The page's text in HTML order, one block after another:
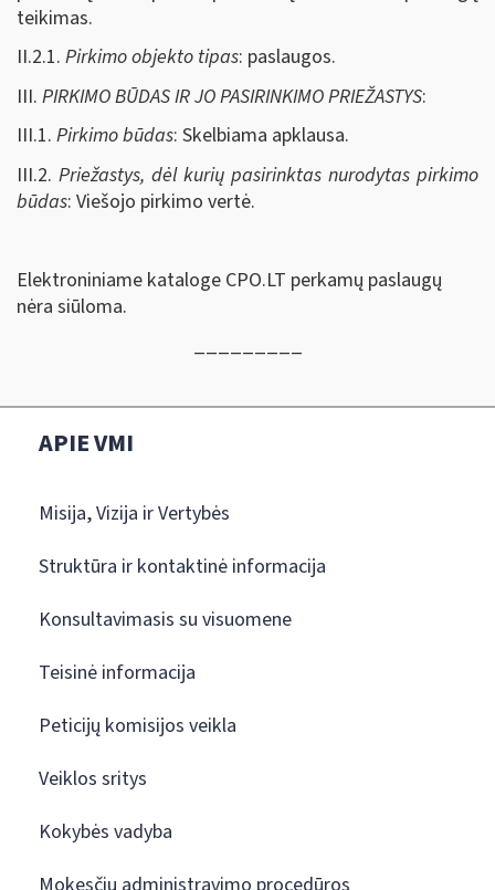
teikimas.
II.2.1. Pirkimo objekto tipas: paslaugos.
III. PIRKIMO BŪDAS IR JO PASIRINKIMO PRIEŽASTYS:
III.1. Pirkimo būdas: Skelbiama apklausa.
III.2. Priežastys, dėl kurių pasirinktas nurodytas pirkimo
būdas: Viešojo pirkimo vertė.
Elektroniniame kataloge CPO.LT perkamų paslaugų
nėra siūloma.
_________
APIE VMI
Misija, Vizija ir Vertybės
Struktūra ir kontaktinė informacija
Konsultavimasis su visuomene
Teisinė informacija
Peticijų komisijos veikla
Veiklos sritys
Kokybės vadyba
Mokesčių administravimo procedūros